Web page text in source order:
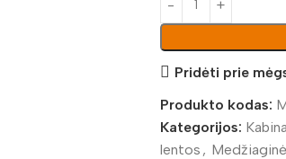
Pridėti prie
Produkto kodas:
Kategorijos:
lentos ,